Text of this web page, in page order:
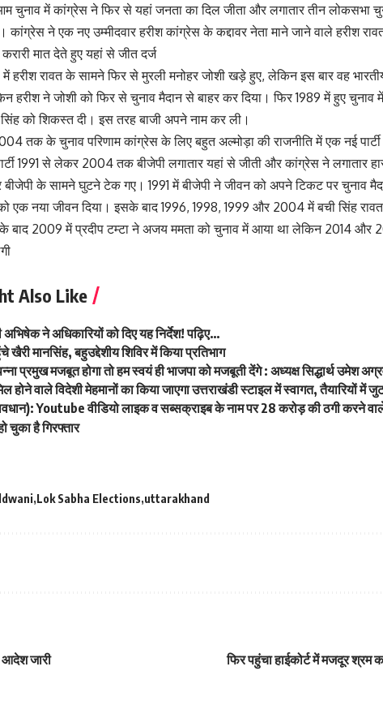
चुनाव में कांग्रेस ने फिर से यहां जनता का दिल जीता और लगातार तीन लोकसभा
ने एक नए उम्मीदवार हरीश कांग्रेस के कद्दावर नेता माने जाने वाले हरीश
मात देते हुए यहां से जीत दर्ज
हरीश रावत के सामने फिर से मुरली मनोहर जोशी खड़े हुए, लेकिन इस बार वह
ने जोशी को फिर से चुनाव मैदान से बाहर कर दिया। फिर 1989 में हुए चुनाव में
सिंह को शिकस्त दी। इस तरह बाजी अपने नाम कर ली।
तक के चुनाव परिणाम कांग्रेस के लिए बहुत अल्मोड़ा की राजनीति में एक नई
1991 से लेकर 2004 तक बीजेपी लगातार यहां से जीती और कांग्रेस ने लगातार
बीजेपी के सामने घुटने टेक गए। 1991 में बीजेपी ने जीवन को अपने टिकट पर चुनाव
एक नया जीवन दिया। इसके बाद 1996, 1998, 1999 और 2004 में बची सिंह
2009 में प्रदीप टम्टा ने अजय ममता को चुनाव में आया था लेकिन 2014 और
Also Like
अभिषेक ने अधिकारियों को दिए यह निर्देश! पढ़िए…
खैरी मानसिंह, बहुउद्देशीय शिविर में किया प्रतिभाग
प्रमुख मजबूत होगा तो हम स्वयं ही भाजपा को मजबूती देंगे : अध्यक्ष सिद्धार्थ उमेश
होने वाले विदेशी मेहमानों का किया जाएगा उत्तराखंडी स्टाइल में स्वागत, तैयारियों में
Youtube वीडियो लाइक व सब्सक्राइब के नाम पर 28 करोड़ की ठगी करने वाले
चुका है गिरफ्तार
Lok Sabha Elections uttarakhand
जारी फिर पहुंचा हाईकोर्ट में मजदूर श्रम